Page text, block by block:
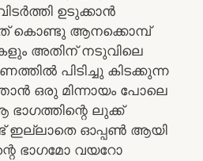
ഉടുക്കാൻ
കൊണ്ടു ആനക്കൊമ്പ്
അതിന് നടുവിലെ
പിടിച്ചു കിടക്കുന്ന
ഒരു മിന്നായം പോലെ
ഭാഗത്തിന്റെ ലുക്ക്‌
ഇല്ലാതെ ഓപ്പൺ ആയി
ഭാഗമോ വയറോ